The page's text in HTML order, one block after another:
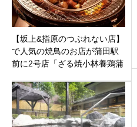
【坂上&指原のつぶれない店】
で人気の焼鳥のお店が蒲田駅
前に2号店「ざる焼小林養鶏蒲
ン